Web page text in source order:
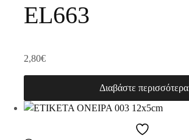
EL663
2,80€
Διαβάστε περισσότερα